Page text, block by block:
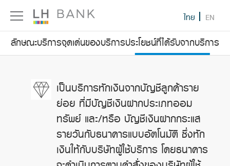
ไทย EN
ลักษณะบริการจุดเด่นของบริการประโยชน์ที่ได้รับจากบริการ
เป็นบริการหักเงินจากบัญชีลูกค้าราย
ย่อย ที่มีบัญชีเงินฝากประเภทออม
ทรัพย์ และ/หรือ บัญชีเงินฝากกระแส
รายวันกับธนาคารแบบอัตโนมัติ ซึ่งหัก
เงินให้กับบริษัทผู้ใช้บริการ โดยธนาคาร